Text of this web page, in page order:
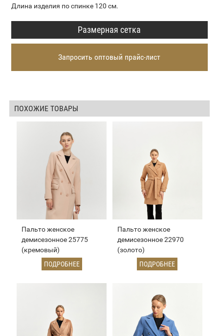
Длина изделия по спинке 120 см.
Размерная сетка
Запросить оптовый прайс-лист
ПОХОЖИЕ ТОВАРЫ
Пальто женское
демисезонное 25775
(кремовый)
ПОДРОБНЕЕ
Пальто женское
демисезонное 22970
(золото)
ПОДРОБНЕЕ